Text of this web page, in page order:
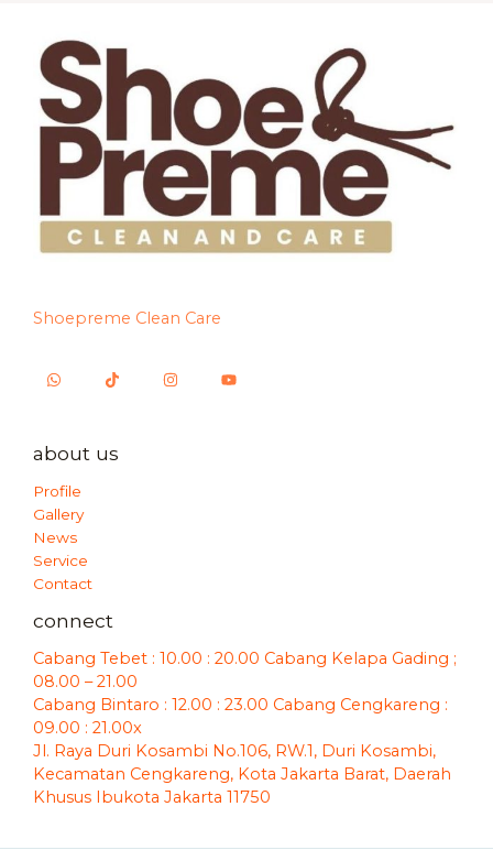
Shoepreme Clean Care
about us
Profile
Gallery
News
Service
Contact
connect
Cabang Tebet : 10.00 : 20.00 Cabang Kelapa Gading ;
08.00 – 21.00
Cabang Bintaro : 12.00 : 23.00 Cabang Cengkareng :
09.00 : 21.00x
Jl. Raya Duri Kosambi No.106, RW.1, Duri Kosambi,
Kecamatan Cengkareng, Kota Jakarta Barat, Daerah
Khusus Ibukota Jakarta 11750